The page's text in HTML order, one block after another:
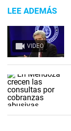
LEE ADEMÁS
VIDEO